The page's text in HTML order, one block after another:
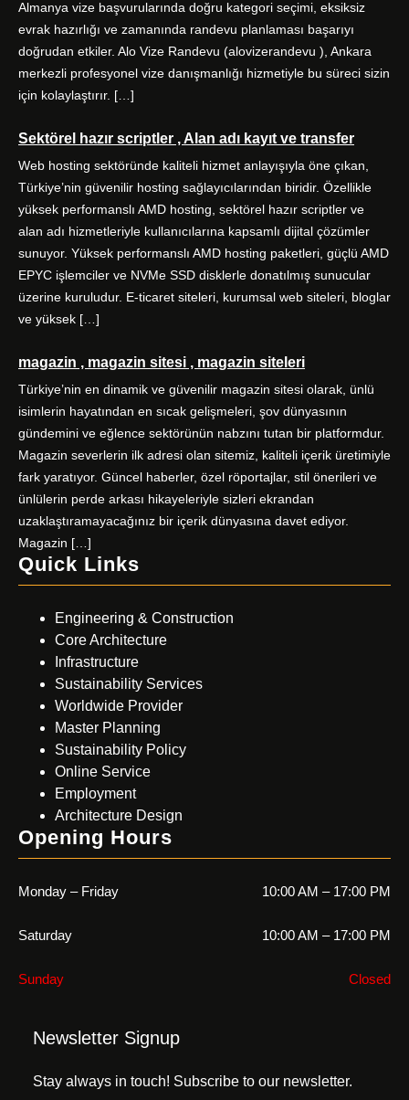
m
Almanya vize başvurularında doğru kategori seçimi, eksiksiz
evrak hazırlığı ve zamanında randevu planlaması başarıyı
doğrudan etkiler. Alo Vize Randevu (alovizerandevu ), Ankara
merkezli profesyonel vize danışmanlığı hizmetiyle bu süreci sizin
için kolaylaştırır. […]
Sektörel hazır scriptler , Alan adı kayıt ve transfer
Web hosting sektöründe kaliteli hizmet anlayışıyla öne çıkan,
Türkiye’nin güvenilir hosting sağlayıcılarından biridir. Özellikle
yüksek performanslı AMD hosting, sektörel hazır scriptler ve
alan adı hizmetleriyle kullanıcılarına kapsamlı dijital çözümler
sunuyor. Yüksek performanslı AMD hosting paketleri, güçlü AMD
EPYC işlemciler ve NVMe SSD disklerle donatılmış sunucular
üzerine kuruludur. E-ticaret siteleri, kurumsal web siteleri, bloglar
ve yüksek […]
magazin , magazin sitesi , magazin siteleri
Türkiye’nin en dinamik ve güvenilir magazin sitesi olarak, ünlü
isimlerin hayatından en sıcak gelişmeleri, şov dünyasının
gündemini ve eğlence sektörünün nabzını tutan bir platformdur.
Magazin severlerin ilk adresi olan sitemiz, kaliteli içerik üretimiyle
fark yaratıyor. Güncel haberler, özel röportajlar, stil önerileri ve
ünlülerin perde arkası hikayeleriyle sizleri ekrandan
uzaklaştıramayacağınız bir içerik dünyasına davet ediyor.
Magazin […]
Quick Links
Engineering & Construction
Core Architecture
Infrastructure
Sustainability Services
Worldwide Provider
Master Planning
Sustainability Policy
Online Service
Employment
Architecture Design
Opening Hours
Monday – Friday 10:00 AM – 17:00 PM
Saturday 10:00 AM – 17:00 PM
Sunday Closed
Newsletter Signup
Stay always in touch! Subscribe to our newsletter.